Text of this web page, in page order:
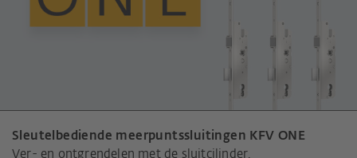
Sleutelbediende meerpuntssluitingen KFV ONE
Ver- en ontgrendelen met de sluitcilinder.